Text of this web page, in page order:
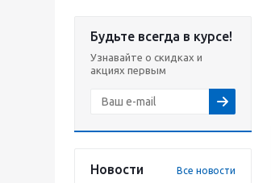
Будьте всегда в курсе!
Узнавайте о скидках и
акциях первым
Новости Все новости